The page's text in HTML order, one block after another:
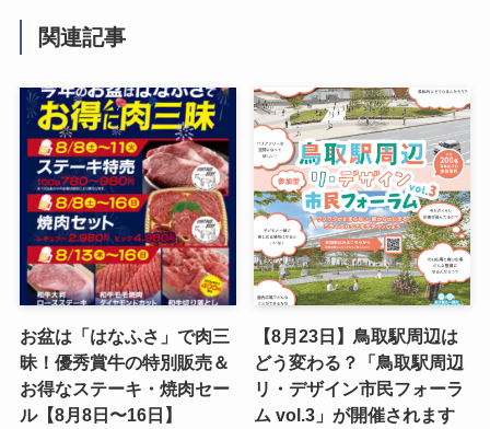
関連記事
お盆は「はなふさ」で肉三
昧！優秀賞牛の特別販売＆
お得なステーキ・焼肉セー
ル【8月8日〜16日】
【8月23日】鳥取駅周辺は
どう変わる？「鳥取駅周辺
リ・デザイン市民フォーラ
ム vol.3」が開催されます